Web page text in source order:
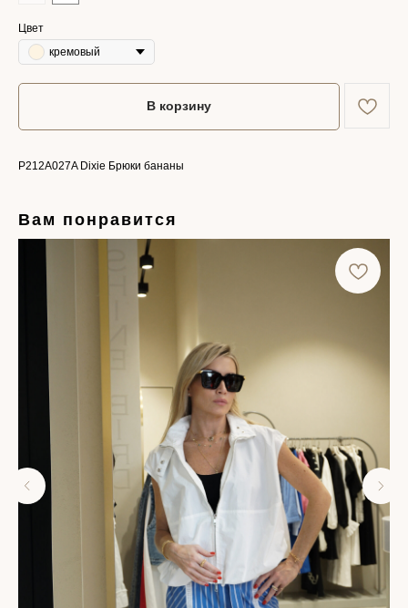
Цвет
кремовый
В корзину
P212A027A Dixie Брюки бананы
Вам понравится